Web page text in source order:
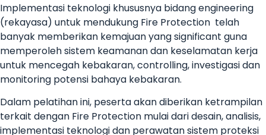
Implementasi teknologi khususnya bidang engineering
(rekayasa) untuk mendukung Fire Protection telah
banyak memberikan kemajuan yang significant guna
memperoleh sistem keamanan dan keselamatan kerja
untuk mencegah kebakaran, controlling, investigasi dan
monitoring potensi bahaya kebakaran.
Dalam pelatihan ini, peserta akan diberikan ketrampilan
terkait dengan Fire Protection mulai dari desain, analisis,
implementasi teknologi dan perawatan sistem proteksi